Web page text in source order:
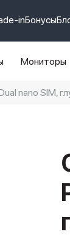
inБонусы
Мониторы
nano SIM,